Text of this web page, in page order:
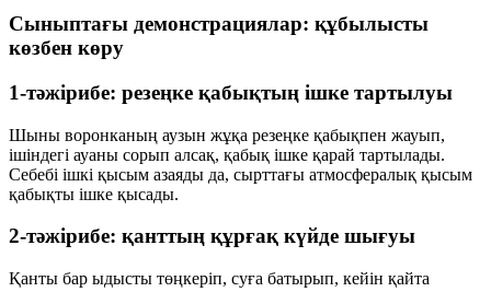
Сыныптағы демонстрациялар: құбылысты
көзбен көру
1-тәжірибе: резеңке қабықтың ішке тартылуы
Шыны воронканың аузын жұқа резеңке қабықпен жауып,
ішіндегі ауаны сорып алсақ, қабық ішке қарай тартылады.
Себебі ішкі қысым азаяды да, сырттағы атмосфералық қысым
қабықты ішке қысады.
2-тәжірибе: қанттың құрғақ күйде шығуы
Қанты бар ыдысты төңкеріп, суға батырып, кейін қайта